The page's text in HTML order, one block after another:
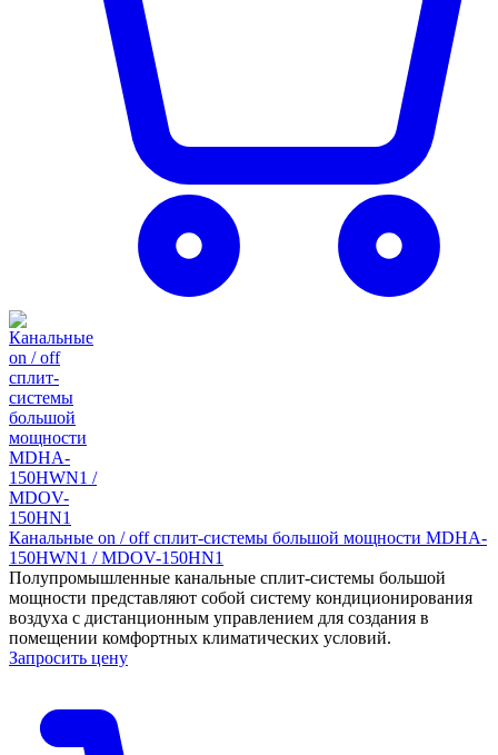
Канальные on / off сплит-системы большой мощности MDHA-
150HWN1 / MDOV-150HN1
Полупромышленные канальные сплит-системы большой
мощности представляют собой систему кондиционирования
воздуха с дистанционным управлением для создания в
помещении комфортных климатических условий.
Запросить цену